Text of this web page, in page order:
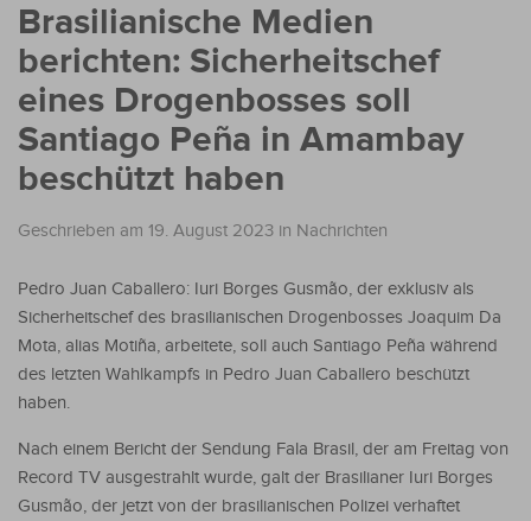
Brasilianische Medien
berichten: Sicherheitschef
eines Drogenbosses soll
Santiago Peña in Amambay
beschützt haben
Geschrieben am 19. August 2023 in Nachrichten
Pedro Juan Caballero: Iuri Borges Gusmão, der exklusiv als
Sicherheitschef des brasilianischen Drogenbosses Joaquim Da
Mota, alias Motiña, arbeitete, soll auch Santiago Peña während
des letzten Wahlkampfs in Pedro Juan Caballero beschützt
haben.
Nach einem Bericht der Sendung Fala Brasil, der am Freitag von
Record TV ausgestrahlt wurde, galt der Brasilianer Iuri Borges
Gusmão, der jetzt von der brasilianischen Polizei verhaftet